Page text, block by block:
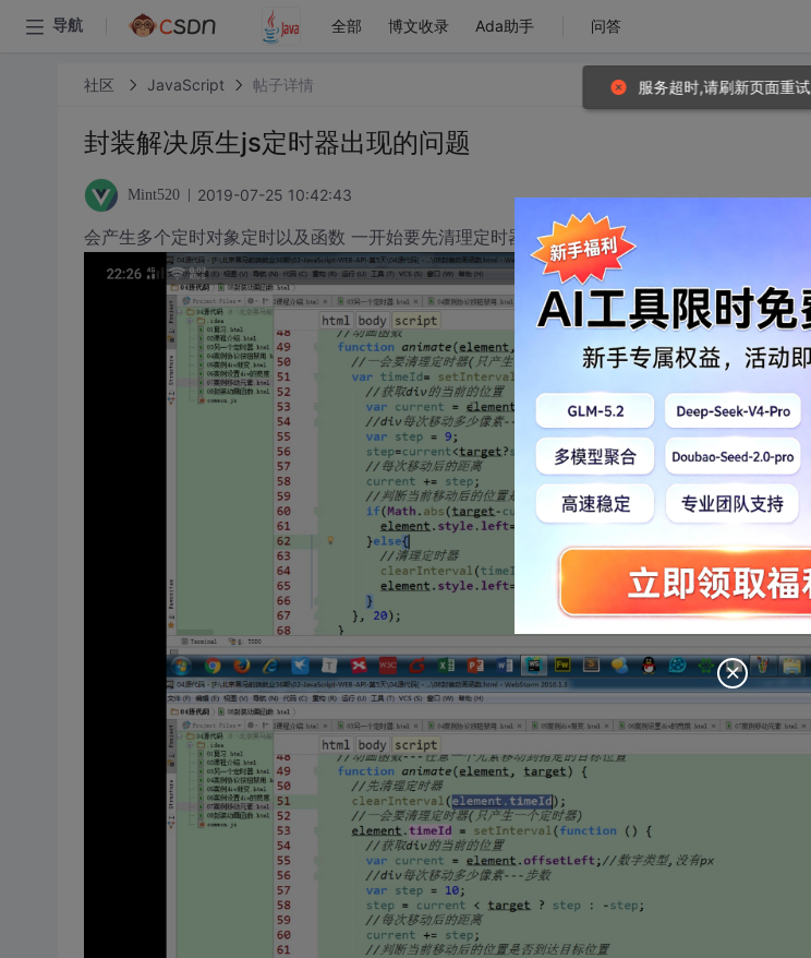
导航 全部 博文收录 Ada助手 问答
社区 JavaScript 帖子详情
封装解决原生js定时器出现的问题
Mint520 2019-07-25 10:42:43
会产生多个定时对象定时以及函数 一开始要先清理定时器 将定时器成为函数的唯一属性
服务超时,请刷新页面重试